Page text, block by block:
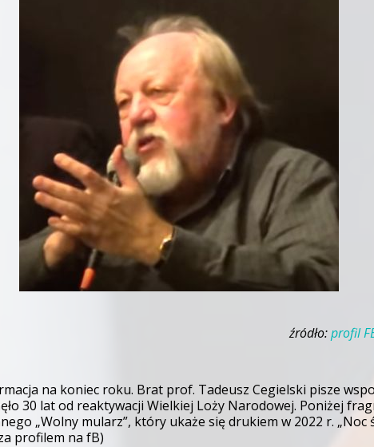
źródło:profil
na koniec roku. Brat prof. Tadeusz Cegielski pisze
30 lat od reaktywacji Wielkiej Loży Narodowej. Poniżej
„Wolny mularz”, który ukaże się drukiem w 2022 r.
profilem na fB)